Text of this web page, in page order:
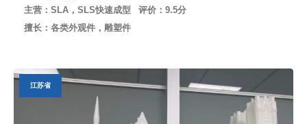
主营：SLA，SLS快速成型
评价：9.5分
擅长：各类外观件，雕塑件
江苏省